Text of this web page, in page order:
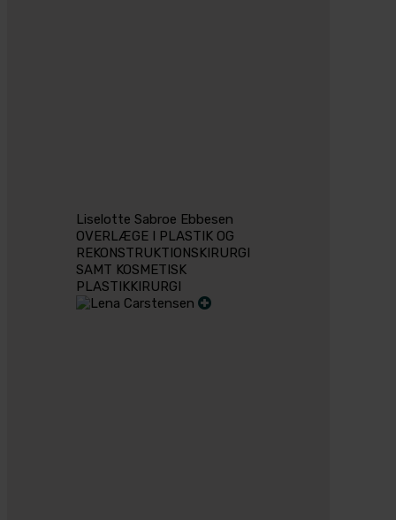
Liselotte Sabroe Ebbesen
OVERLÆGE I PLASTIK OG
REKONSTRUKTIONSKIRURGI
SAMT KOSMETISK
PLASTIKKIRURGI